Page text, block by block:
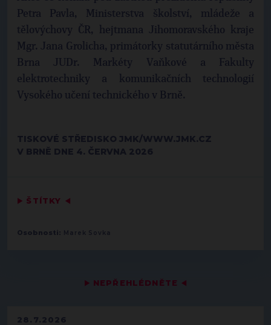
▶ NEPŘEHLÉDNĚTE ◀
28.7.2026
Petra Pavla, Ministerstva školství, mládeže a
tělovýchovy ČR, hejtmana Jihomoravského kraje
Mgr. Jana Grolicha, primátorky statutárního města
Brna JUDr. Markéty Vaňkové a Fakulty
elektrotechniky a komunikačních technologií
Vysokého učení technického v Brně.
TISKOVÉ STŘEDISKO JMK/WWW.JMK.CZ
V BRNĚ DNE 4. ČERVNA 2026
▶ ŠTÍTKY ◀
Osobnosti: Marek Sovka